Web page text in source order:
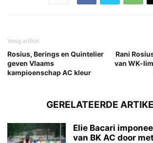
Vorig artikel
Rosius, Berings en Quintelier
geven Vlaams
kampioenschap AC kleur
Rani
van WK-
GERELATEERDE
Elie Bacari
van BK AC door